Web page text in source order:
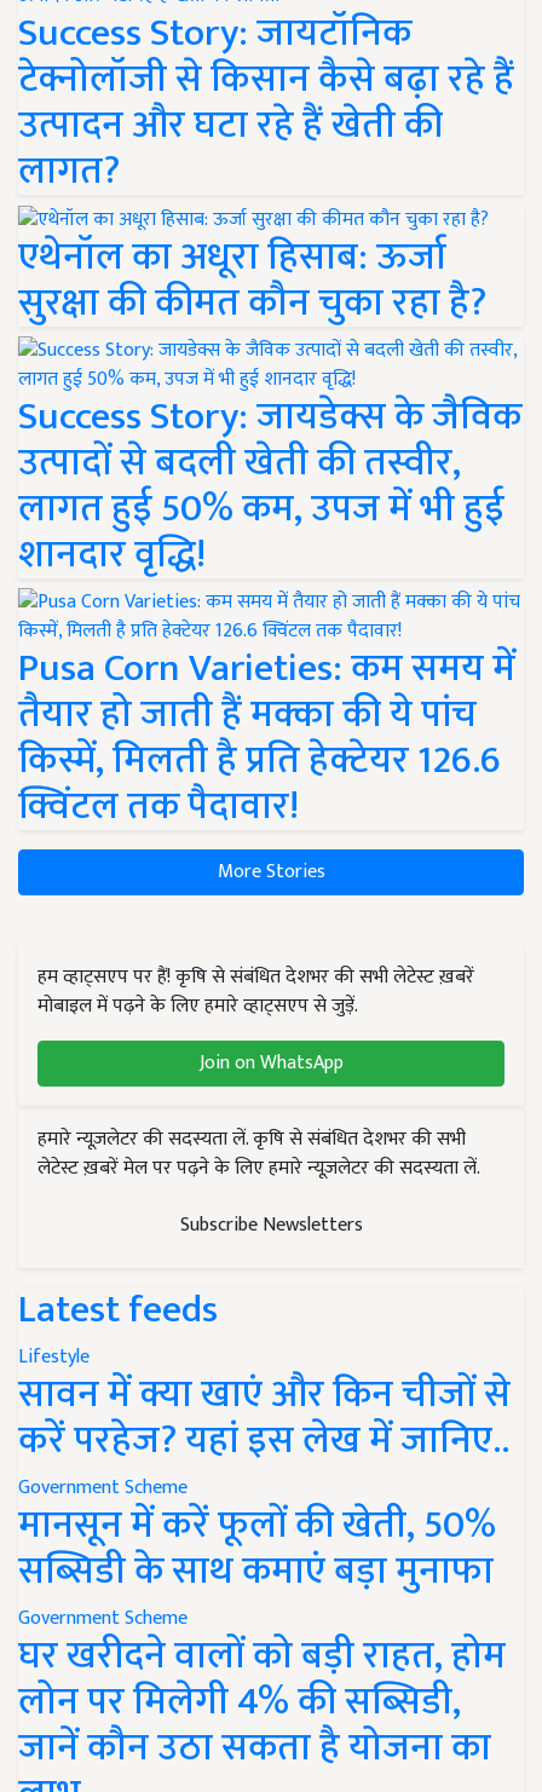
Success Story: जायटॉनिक
टेक्नोलॉजी से किसान कैसे बढ़ा रहे हैं
उत्पादन और घटा रहे हैं खेती की
लागत?
एथेनॉल का अधूरा हिसाब: ऊर्जा
सुरक्षा की कीमत कौन चुका रहा है?
Success Story: जायडेक्स के जैविक
उत्पादों से बदली खेती की तस्वीर,
लागत हुई 50% कम, उपज में भी हुई
शानदार वृद्धि!
Pusa Corn Varieties: कम समय में
तैयार हो जाती हैं मक्का की ये पांच
किस्में, मिलती है प्रति हेक्टेयर 126.6
क्विंटल तक पैदावार!
More Stories
हम व्हाट्सएप पर हैं! कृषि से संबंधित देशभर की सभी लेटेस्ट ख़बरें
मोबाइल में पढ़ने के लिए हमारे व्हाट्सएप से जुड़ें.
Join on WhatsApp
हमारे न्यूज़लेटर की सदस्यता लें. कृषि से संबंधित देशभर की सभी
लेटेस्ट ख़बरें मेल पर पढ़ने के लिए हमारे न्यूज़लेटर की सदस्यता लें.
Subscribe Newsletters
Latest feeds
Lifestyle
सावन में क्या खाएं और किन चीजों से
करें परहेज? यहां इस लेख में जानिए..
Government Scheme
मानसून में करें फूलों की खेती, 50%
सब्सिडी के साथ कमाएं बड़ा मुनाफा
Government Scheme
घर खरीदने वालों को बड़ी राहत, होम
लोन पर मिलेगी 4% की सब्सिडी,
जानें कौन उठा सकता है योजना का